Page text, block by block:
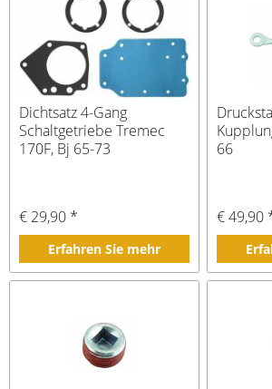
Dichtsatz 4-Gang
Schaltgetriebe Tremec
170F, Bj 65-73
€ 29,90 *
Erfahren Sie mehr
66
€ 49,90